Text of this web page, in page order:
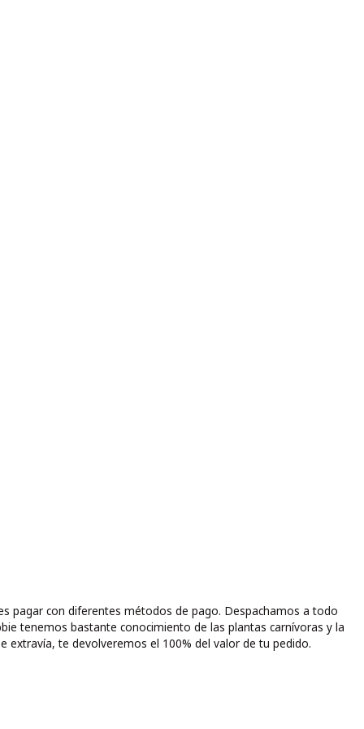
pagar con diferentes métodos de pago. Despachamos a todo
tenemos bastante conocimiento de las plantas carnívoras y la
te devolveremos el 100% del valor de tu pedido.